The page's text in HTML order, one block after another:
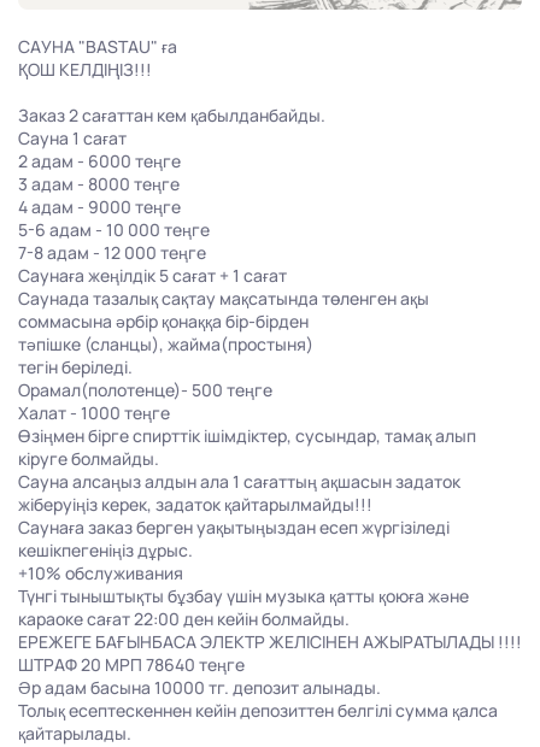
САУНА "BASTAU" ға
ҚОШ КЕЛДІҢІЗ!!!
Заказ 2 сағаттан кем қабылданбайды.
Сауна 1 сағат
2 адам - 6000 теңге
3 адам - 8000 теңге
4 адам - 9000 теңге
5-6 адам - 10 000 теңге
7-8 адам - 12 000 теңге
Саунаға жеңілдік 5 сағат + 1 сағат
Саунада тазалық сақтау мақсатында төленген ақы
соммасына әрбір қонаққа бір-бірден
тәпішке (сланцы), жайма(простыня)
тегін беріледі.
Орамал(полотенце)- 500 теңге
Халат - 1000 теңге
Өзіңмен бірге спирттік ішімдіктер, сусындар, тамақ алып
кіруге болмайды.
Сауна алсаңыз алдын ала 1 сағаттың ақшасын задаток
жіберуіңіз керек, задаток қайтарылмайды!!!
Саунаға заказ берген уақытыңыздан есеп жүргізіледі
кешікпегеніңіз дұрыс.
+10% обслуживания
Түнгі тыныштықты бұзбау үшін музыка қатты қоюға және
караоке сағат 22:00 ден кейін болмайды.
ЕРЕЖЕГЕ БАҒЫНБАСА ЭЛЕКТР ЖЕЛІСІНЕН АЖЫРАТЫЛАДЫ !!!!
ШТРАФ 20 МРП 78640 теңге
Әр адам басына 10000 тг. депозит алынады.
Толық есептескеннен кейін депозиттен белгілі сумма қалса
қайтарылады.